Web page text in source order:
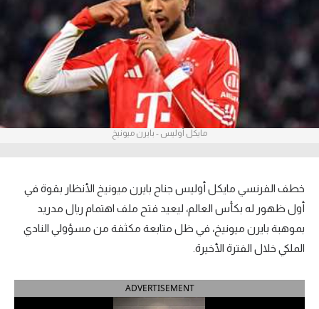
ركن الألعاب
بطولات
الدوري الإنجليزي الممتاز
الدوري الإسباني
الدوري الإيطالي
الدوري الألماني
مايكل أوليس - بايرن ميونيخ
خطف الفرنسي مايكل أوليس جناح بايرن ميونيخ الأنظار بقوة في
أول ظهور له بكأس العالم، ليعيد فتح ملف اهتمام ريال مدريد
بموهبة بايرن ميونيخ، في ظل متابعة مكثفة من مسؤولي النادي
الملكي خلال الفترة الأخيرة.
ADVERTISEMENT